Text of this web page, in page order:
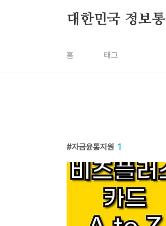
대한민국 정보통
홈 태그
자금윤통지원 1